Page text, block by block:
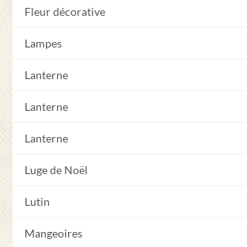
Fleur décorative
Lampes
Lanterne
Lanterne
Lanterne
Luge de Noël
Lutin
Mangeoires